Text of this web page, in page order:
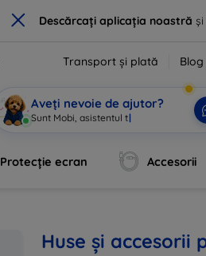
× Descărcați aplicația noastră
Transport și plată Blog
Aveți nevoie de ajutor?
Sunt Mobi, asistentul tău AI.
Protecție ecran Accesorii
Huse și accesorii